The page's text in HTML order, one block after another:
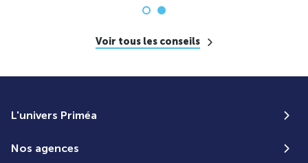
Voir tous les conseils
L'univers Priméa
Nos agences